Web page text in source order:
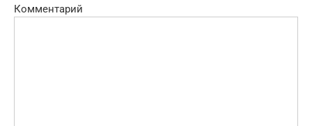
Комментарий